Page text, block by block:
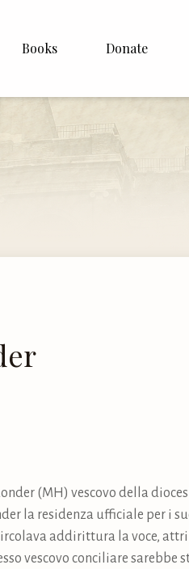
Books Donate
(MH) vescovo della
la residenza ufficiale per i
addirittura la voce,
vescovo conciliare